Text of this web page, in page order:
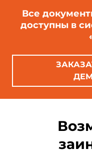
Все
доступны в